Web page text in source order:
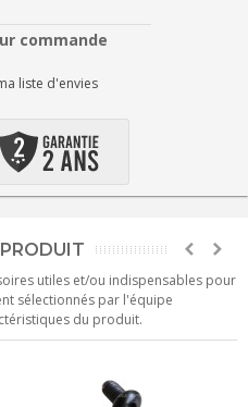
commande
liste d'envies
utiles et/ou indispensables pour
sélectionnés par l'équipe
du produit.